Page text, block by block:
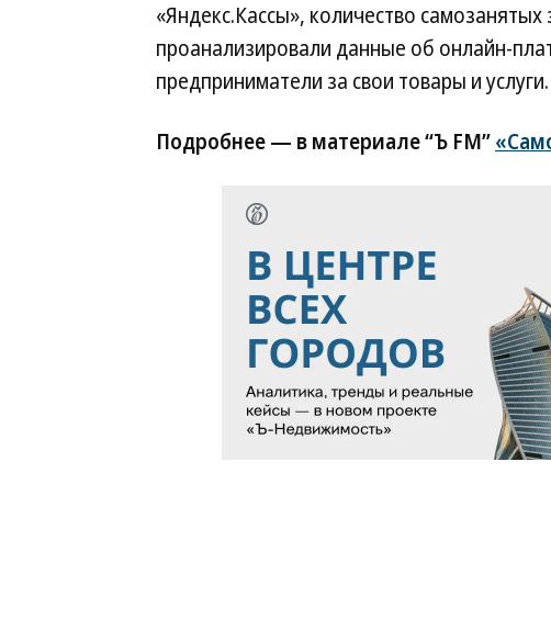
«Яндекс.Кассы», количество самозанятых
проанализировали данные об онлайн-
предприниматели за свои товары и услуги.
Подробнее — в материале “Ъ FM”